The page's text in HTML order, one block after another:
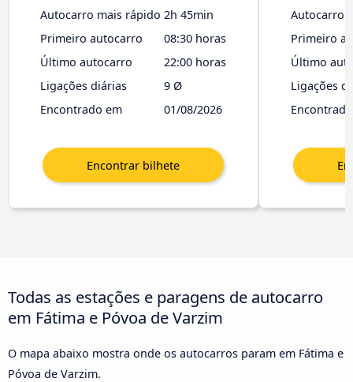
Autocarro mais rápido 2h 45min
Primeiro autocarro
08:30 horas
Último autocarro
22:00 horas
Ligações diárias
9 Ø
Encontrado em
01/08/2026
Autocarro
Primeiro
Último
Ligações
Todas as estações e paragens de autocarro
em Fátima e Póvoa de Varzim
O mapa abaixo mostra onde os autocarros param em Fátima e
Póvoa de Varzim.